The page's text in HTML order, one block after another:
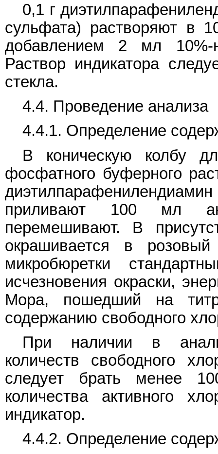
0,1 г
сульфата) растворяют в
добавлением 2 мл 10%-
Раствор индикатора
стекла.
4.4. Проведение анализа
4.4.1. Определение
В коническую колбу
фосфатного буферного
приливают 100 мл
перемешивают. В
окрашивается в
микробюретки
исчезновения окраски,
Мора, пошедший на
содержанию свободного
При наличии в
количеств свободного
следует брать менее
количества активного
индикатор.
4.4.2. Определение